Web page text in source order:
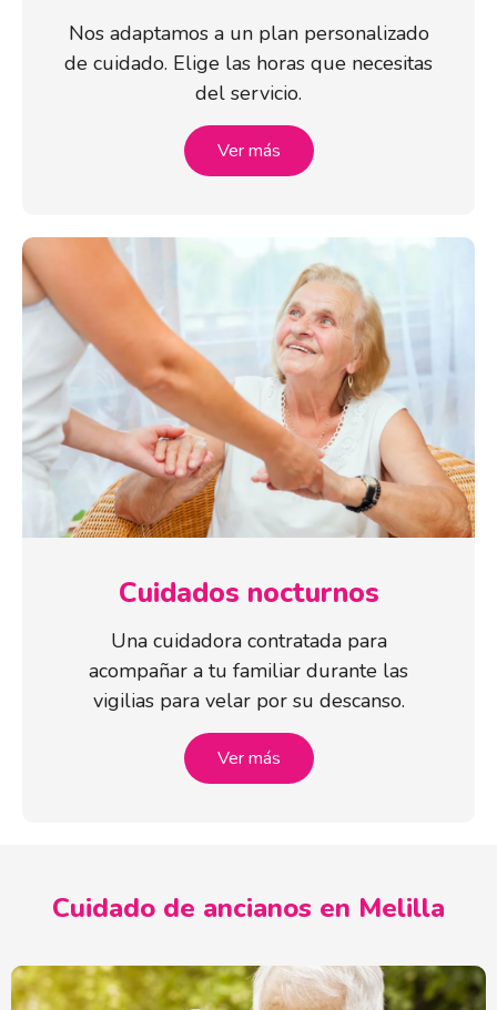
Nos adaptamos a un plan personalizado
de cuidado. Elige las horas que necesitas
del servicio.
Ver más
Cuidados nocturnos
Una cuidadora contratada para
acompañar a tu familiar durante las
vigilias para velar por su descanso.
Ver más
Cuidado de ancianos en Melilla